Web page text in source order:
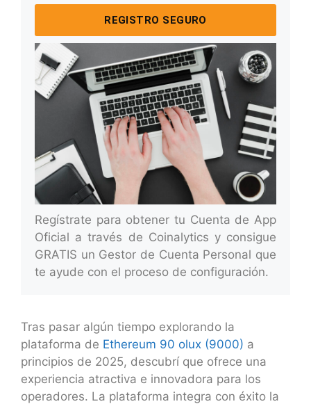
Regístrate para obtener tu Cuenta de App
Oficial a través de Coinalytics y consigue
GRATIS un Gestor de Cuenta Personal que
te ayude con el proceso de configuración.
REGISTRO SEGURO
Tras pasar algún tiempo explorando la
plataforma de Ethereum 90 olux (9000) a
principios de 2025, descubrí que ofrece una
experiencia atractiva e innovadora para los
operadores. La plataforma integra con éxito la